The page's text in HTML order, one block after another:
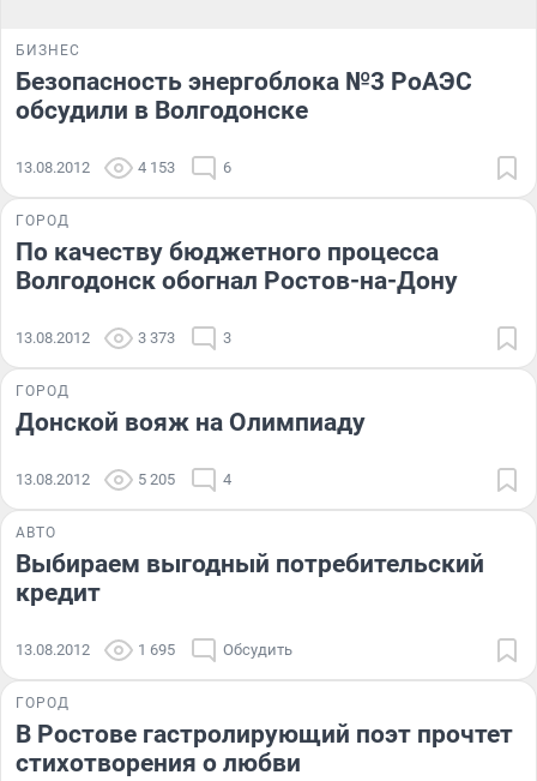
БИЗНЕС
Безопасность энергоблока №3 РоАЭС
обсудили в Волгодонске
13.08.2012 4 153 6
ГОРОД
По качеству бюджетного процесса
Волгодонск обогнал Ростов-на-Дону
13.08.2012 3 373 3
ГОРОД
Донской вояж на Олимпиаду
13.08.2012 5 205 4
АВТО
Выбираем выгодный потребительский
кредит
13.08.2012 1 695 Обсудить
ГОРОД
В Ростове гастролирующий поэт прочтет
стихотворения о любви